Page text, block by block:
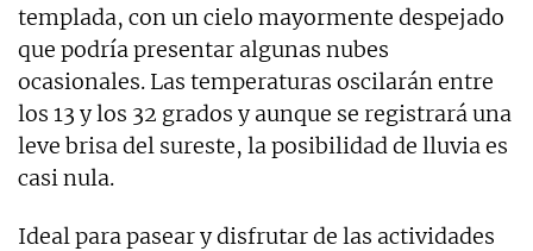
templada, con un cielo mayormente despejado
que podría presentar algunas nubes
ocasionales. Las temperaturas oscilarán entre
los 13 y los 32 grados y aunque se registrará una
leve brisa del sureste, la posibilidad de lluvia es
casi nula.
Ideal para pasear y disfrutar de las actividades